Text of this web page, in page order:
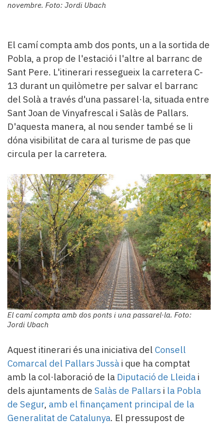
novembre. Foto: Jordi Ubach
El camí compta amb dos ponts, un a la sortida de
Pobla, a prop de l'estació i l'altre al barranc de
Sant Pere. L'itinerari ressegueix la carretera C-
13 durant un quilòmetre per salvar el barranc
del Solà a través d'una passarel·la, situada entre
Sant Joan de Vinyafrescal i Salàs de Pallars.
D'aquesta manera, al nou sender també se li
dóna visibilitat de cara al turisme de pas que
circula per la carretera.
El camí compta amb dos ponts i una passarel·la. Foto:
Jordi Ubach
Aquest itinerari és una iniciativa del Consell
Comarcal del Pallars Jussà i que ha comptat
amb la col·laboració de la Diputació de Lleida i
dels ajuntaments de Salàs de Pallars i la Pobla
de Segur, amb el finançament principal de la
Generalitat de Catalunya. El pressupost de